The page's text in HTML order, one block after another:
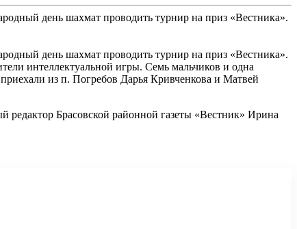
день шахмат проводить турнир на приз «Вестника».
день шахмат проводить турнир на приз «Вестника».
интеллектуальной игры. Семь мальчиков и одна
из п. Погребов Дарья Кривченкова и Матвей
редактор Брасовской районной газеты «Вестник» Ирина